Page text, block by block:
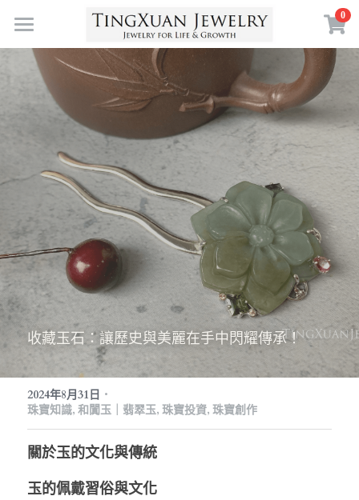
0
首頁
珠寶服務
所有商品分類
珠寶首飾
寶石體驗
定製藝廊
擁抱自然
符號力量
珠寶創作
珠寶策展
空中花園
設計故事
生命歷程
自在生活
親密伴侶
莫忘初衷
心靈昇華
情誼羈絆
生日紀念
彩色寶石
寶石故事
寶石沙龍
訂製預約
珠寶保養
關於我們
認識TX J
常見問答
晶礦玉木PHYSIS
搜索
繁體中文
珠寶藝廊
收藏玉石：讓歷史與美麗在手中閃耀傳承！
2024年8月31日 ·
珠寶知識, 和闐玉｜翡翠玉, 珠寶投資, 珠寶創作
關於玉的文化與傳統
玉的佩戴習俗與文化
×
商品分類
寶石體驗